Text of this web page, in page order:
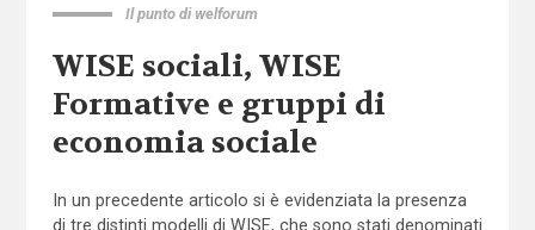
Il punto di welforum
WISE sociali, WISE
Formative e gruppi di
economia sociale
In un precedente articolo si è evidenziata la presenza
di tre distinti modelli di WISE, che sono stati denominati